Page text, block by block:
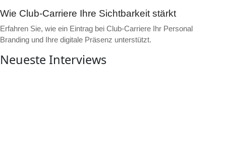
Wie Club-Carriere Ihre Sichtbarkeit stärkt
Erfahren Sie, wie ein Eintrag bei Club-Carriere Ihr Personal
Branding und Ihre digitale Präsenz unterstützt.
▶
Neueste Interviews